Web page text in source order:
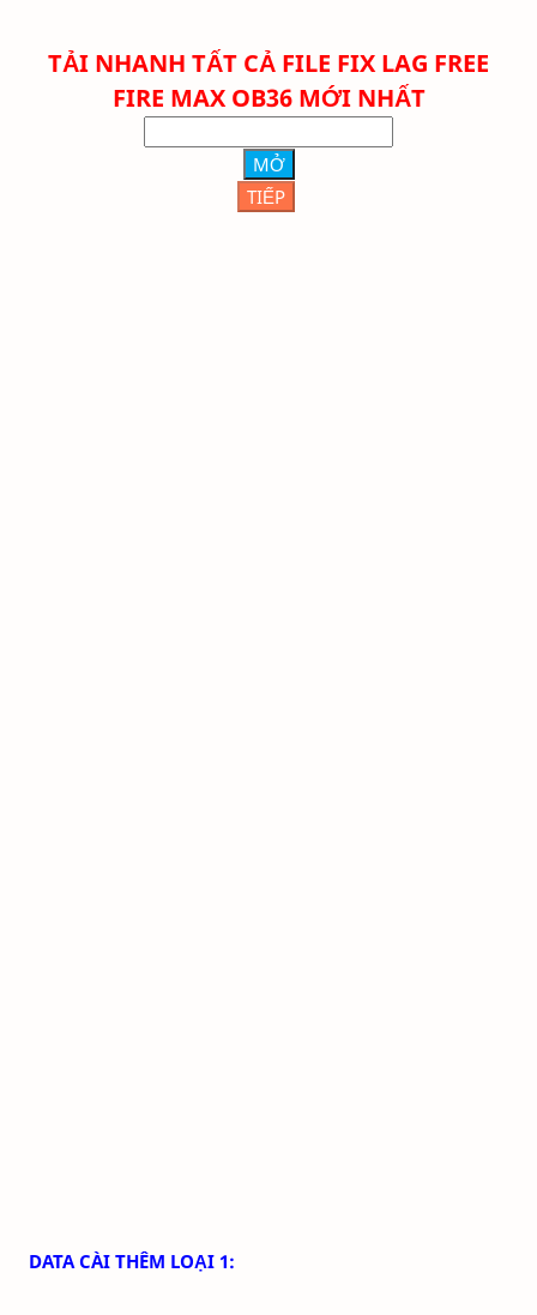
TẢI NHANH TẤT CẢ FILE FIX LAG FREE
FIRE MAXOB36 MỚI NHẤT
MỞ
TIẾP
DATA CÀI THÊM LOẠI 1: